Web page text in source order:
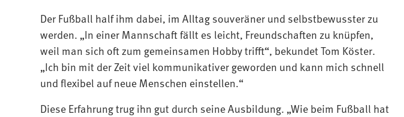
Der Fußball half ihm dabei, im Alltag souveräner und selbstbewusster zu
werden. „In einer Mannschaft fällt es leicht, Freundschaften zu knüpfen,
weil man sich oft zum gemeinsamen Hobby trifft“, bekundet Tom Köster.
„Ich bin mit der Zeit viel kommunikativer geworden und kann mich schnell
und flexibel auf neue Menschen einstellen.“
Diese Erfahrung trug ihn gut durch seine Ausbildung. „Wie beim Fußball hat